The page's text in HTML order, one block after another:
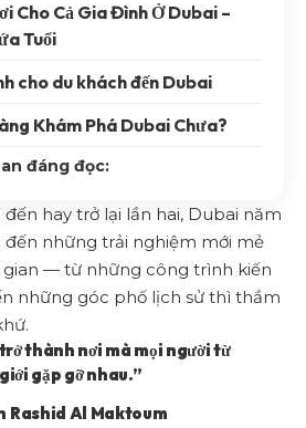
Cho Cả Gia Đình Ở Dubai –
Tuổi
cho du khách đến Dubai
Khám Phá Dubai Chưa?
đáng đọc:
hay trở lại lần hai, Dubai năm
đến những trải nghiệm mới mẻ
gian — từ những công trình kiến
những góc phố lịch sử thì thầm
thành nơi mà mọi người từ
gặp gỡ nhau.”
Rashid Al Maktoum